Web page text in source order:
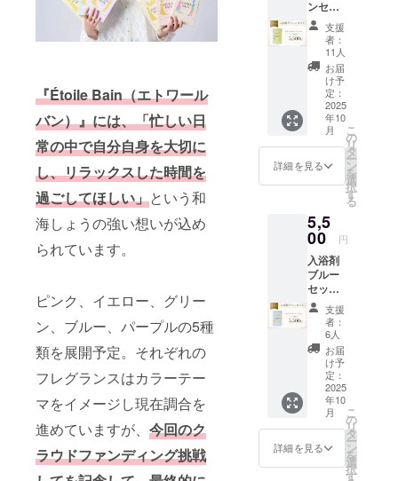
『Étoile Bain（エトワール
バン）』には、「忙しい日
常の中で自分自身を大切に
し、リラックスした時間を
過ごしてほしい」という和
海しょうの強い想いが込め
られています。
ピンク、イエロー、グリー
ン、ブルー、パープルの5種
類を展開予定。それぞれの
フレグランスはカラーテー
マをイメージし現在調合を
進めていますが、 今回のク
ラウドファンディング挑戦
ンケー
ト(本プ
ロジェ
クト期
間中に
google
フォー
ムにて
募集)を
もとに
せてい
ただき
鳴山系
のふも
と脇田
温泉
は、元
禄十六
年「筑
前続風
土記」
に記さ
れた温
泉で
ばれて
いま
す。
【香
り】 皆
様のア
ンケー
ト(本プ
ロジェ
クト期
間中に
google
フォー
ムにて
募集)を
調合さ
せてい
法】 浴
槽の湯
（約
200L）
に１包
を入
れ、よ
くかき
混ぜて
からご
入浴下
さい。
の成分
で調合
してお
りま
す。秀
麗な犬
鳴山系
のふも
と脇田
温泉
は、元
禄十六
年「筑
前続風
土記」
に記さ
れた温
ンセッ
ト【1
パッ
ク】 緑
の香り
を詰め
込んだ1
パック
袋)。自
然の癒
しをお
楽しみ
くださ
り物に
も最
適。
【ご利
用方
法】 浴
槽の湯
（約
200L）
に１包
を入
れ、よ
くかき
混ぜて
からご
入浴下
さい。
支援
者：
11人
お届
け予
定：
2025
年10
月
詳細を見る
こ
の
リ
タ
ー
ン
を
選
択
す
る
5,5
00 円
入浴剤
ブルー
セット
【1パッ
ク】 透
明感あ
るブ
ルーの
香りを
詰めた1
パック
（10
袋）。
贈り物
にも最
適。
支援
者：
6人
お届
け予
定：
2025
年10
月
詳細を見る
こ
の
リ
タ
ー
ン
を
選
択
す